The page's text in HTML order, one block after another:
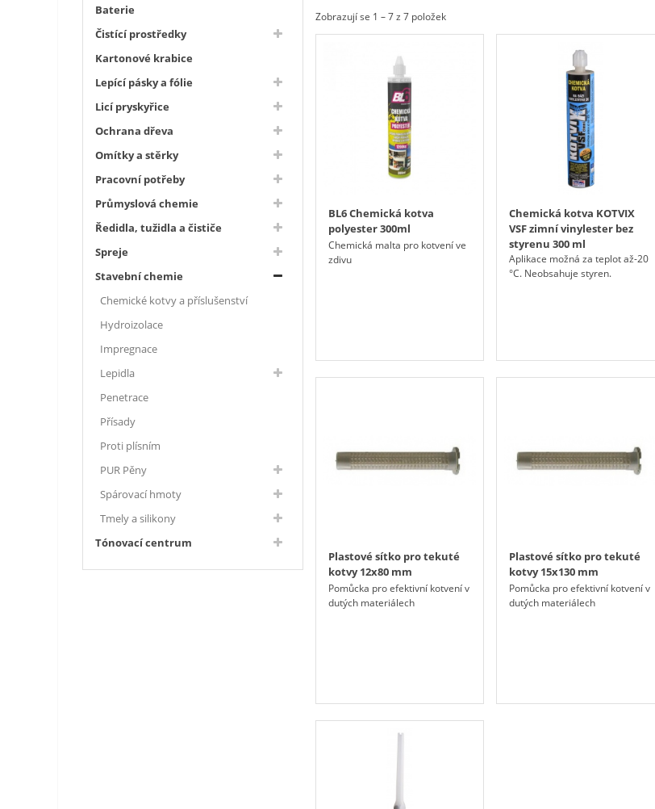
Baterie
Čistící prostředky
Kartonové krabice
Lepící pásky a fólie
Licí pryskyřice
Ochrana dřeva
Omítky a stěrky
Pracovní potřeby
Průmyslová chemie
Ředidla, tužidla a čističe
Spreje
Stavební chemie
Chemické kotvy a příslušenství
Hydroizolace
Impregnace
Lepidla
Penetrace
Přísady
Proti plísním
PUR Pěny
Spárovací hmoty
Tmely a silikony
Tónovací centrum
Zobrazují se 1 – 7 z 7 položek
BL6 Chemická kotva
polyester 300ml
Chemická malta pro kotvení ve
zdivu
Chemická kotva KOTVIX
VSF zimní vinylester bez
styrenu 300 ml
Aplikace možná za teplot až-20
°C. Neobsahuje styren.
Plastové sítko pro tekuté
kotvy 12x80 mm
Pomůcka pro efektivní kotvení v
dutých materiálech
Plastové sítko pro tekuté
kotvy 15x130 mm
Pomůcka pro efektivní kotvení v
dutých materiálech